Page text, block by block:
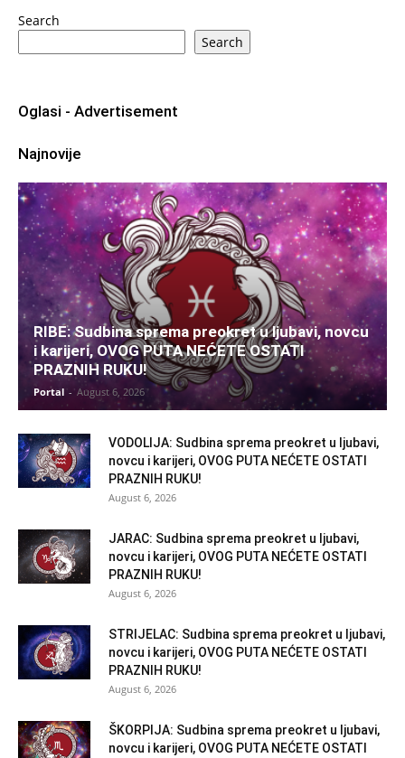
Search
Search
Oglasi - Advertisement
Najnovije
RIBE: Sudbina sprema preokret u ljubavi, novcu
i karijeri, OVOG PUTA NEĆETE OSTATI
PRAZNIH RUKU!
Portal - August 6, 2026
VODOLIJA: Sudbina sprema preokret u ljubavi,
novcu i karijeri, OVOG PUTA NEĆETE OSTATI
PRAZNIH RUKU!
August 6, 2026
JARAC: Sudbina sprema preokret u ljubavi,
novcu i karijeri, OVOG PUTA NEĆETE OSTATI
PRAZNIH RUKU!
August 6, 2026
STRIJELAC: Sudbina sprema preokret u ljubavi,
novcu i karijeri, OVOG PUTA NEĆETE OSTATI
PRAZNIH RUKU!
August 6, 2026
ŠKORPIJA: Sudbina sprema preokret u ljubavi,
novcu i karijeri, OVOG PUTA NEĆETE OSTATI